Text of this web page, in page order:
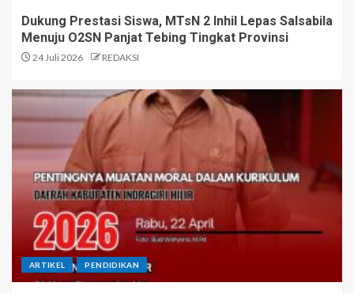
Dukung Prestasi Siswa, MTsN 2 Inhil Lepas Salsabila
Menuju O2SN Panjat Tebing Tingkat Provinsi
24 Juli 2026 REDAKSI
ARTIKEL PENDIDIKAN